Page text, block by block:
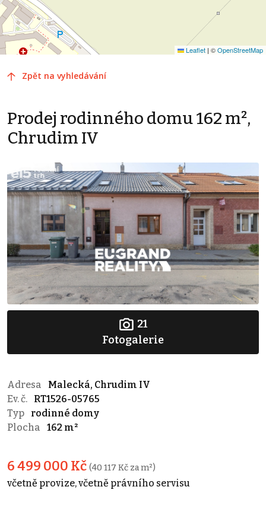
Leaflet | ©OpenStreetMap
Zpět na vyhledávání
Prodej rodinného domu 162 m²,
Chrudim IV
21
Fotogalerie
Adresa
Malecká, Chrudim IV
Ev. č.
RT1526-05765
Typ
rodinné domy
Plocha
162 m²
6 499 000 Kč (40 117 Kč za m²)
včetně provize, včetně právního servisu